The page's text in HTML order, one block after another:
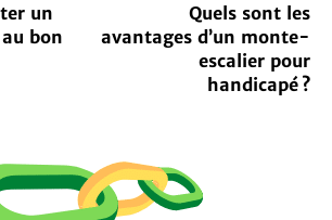
un
bon
Quels sont les
avantages d’un monte-
escalier pour
handicapé ?